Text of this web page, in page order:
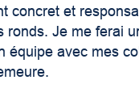
concret et
ronds. Je me ferai
équipe avec mes